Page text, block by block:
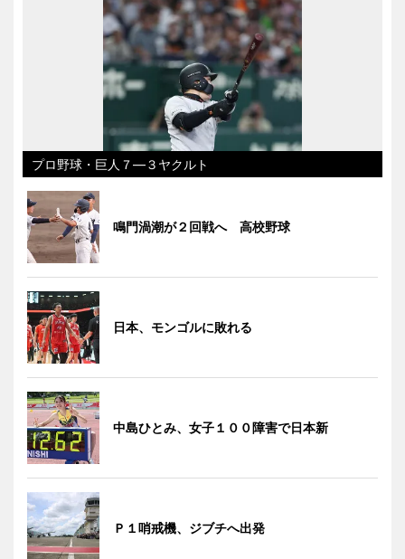
プロ野球・巨人７―３ヤクルト
鳴門渦潮が２回戦へ 高校野球
日本、モンゴルに敗れる
中島ひとみ、女子１００障害で日本新
Ｐ１哨戒機、ジブチへ出発